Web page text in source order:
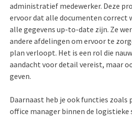
administratief medewerker. Deze
ervoor dat alle documenten correct
alle gegevens up-to-date zijn. Ze
andere afdelingen om ervoor te
plan verloopt. Het is een rol die
aandacht voor detail vereist, maar
geven.
Daarnaast heb je ook functies
office manager binnen de logistieke